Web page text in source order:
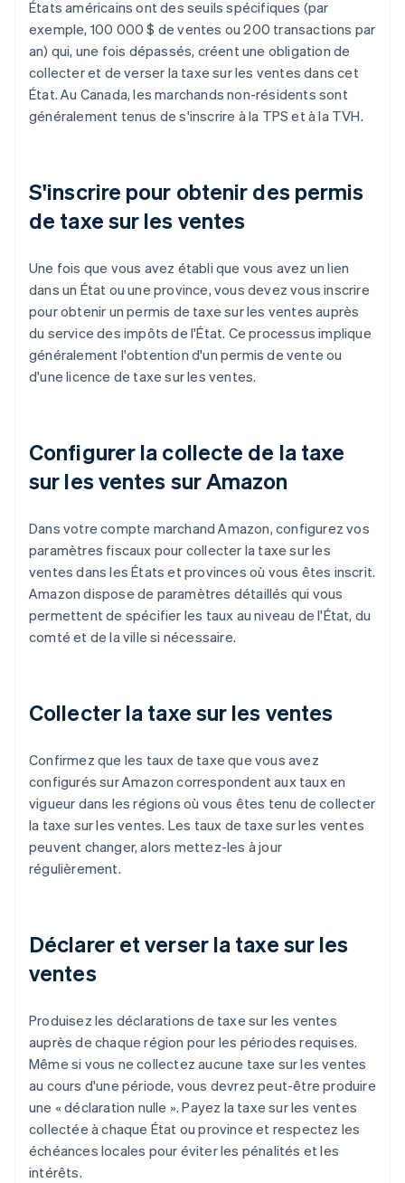
États américains ont des seuils spécifiques (par
exemple, 100 000 $ de ventes ou 200 transactions par
an) qui, une fois dépassés, créent une obligation de
collecter et de verser la taxe sur les ventes dans cet
État. Au Canada, les marchands non-résidents sont
généralement tenus de s'inscrire à la TPS et à la TVH.
S'inscrire pour obtenir des permis
de taxe sur les ventes
Une fois que vous avez établi que vous avez un lien
dans un État ou une province, vous devez vous inscrire
pour obtenir un permis de taxe sur les ventes auprès
du service des impôts de l'État. Ce processus implique
généralement l'obtention d'un permis de vente ou
d'une licence de taxe sur les ventes.
Configurer la collecte de la taxe
sur les ventes sur Amazon
Dans votre compte marchand Amazon, configurez vos
paramètres fiscaux pour collecter la taxe sur les
ventes dans les États et provinces où vous êtes inscrit.
Amazon dispose de paramètres détaillés qui vous
permettent de spécifier les taux au niveau de l'État, du
comté et de la ville si nécessaire.
Collecter la taxe sur les ventes
Confirmez que les taux de taxe que vous avez
configurés sur Amazon correspondent aux taux en
vigueur dans les régions où vous êtes tenu de collecter
la taxe sur les ventes. Les taux de taxe sur les ventes
peuvent changer, alors mettez-les à jour
régulièrement.
Déclarer et verser la taxe sur les
ventes
Produisez les déclarations de taxe sur les ventes
auprès de chaque région pour les périodes requises.
Même si vous ne collectez aucune taxe sur les ventes
au cours d'une période, vous devrez peut-être produire
une « déclaration nulle ». Payez la taxe sur les ventes
collectée à chaque État ou province et respectez les
échéances locales pour éviter les pénalités et les
intérêts.